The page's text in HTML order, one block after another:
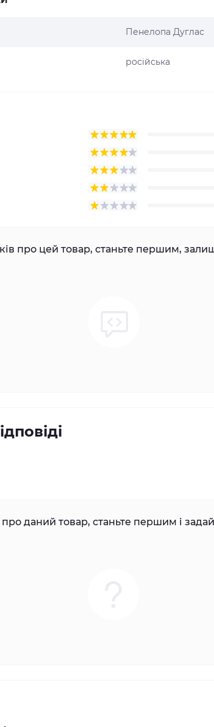
Пенелопа Дуглас
російська
про цей товар, станьте першим,
даний товар, станьте першим і